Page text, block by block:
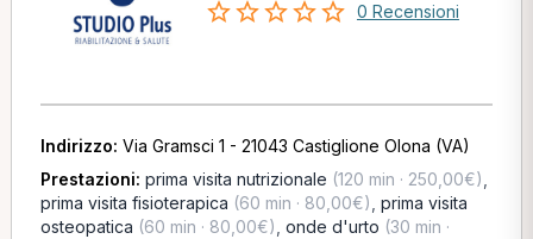
0 Recensioni
Indirizzo: Via Gramsci 1 - 21043 Castiglione Olona (VA)
Prestazioni: prima visita nutrizionale (120 min · 250,00€)
prima visita fisioterapica (60 min · 80,00€) prima visita
osteopatica (60 min · 80,00€) onde d'urto (30 min ·